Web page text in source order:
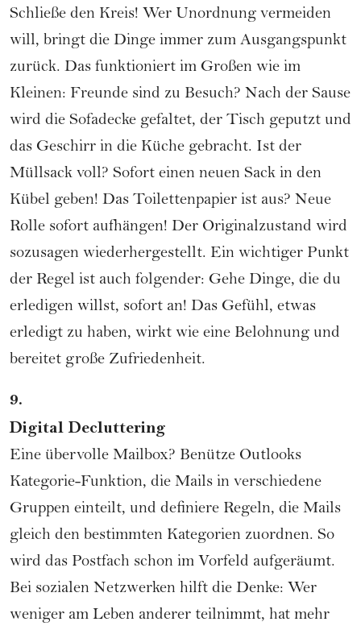
Schließe den Kreis! Wer Unordnung vermeiden
will, bringt die Dinge immer zum Ausgangspunkt
zurück. Das funktioniert im Großen wie im
Kleinen: Freunde sind zu Besuch? Nach der Sause
wird die Sofadecke gefaltet, der Tisch geputzt und
das Geschirr in die Küche gebracht. Ist der
Müllsack voll? Sofort einen neuen Sack in den
Kübel geben! Das Toilettenpapier ist aus? Neue
Rolle sofort aufhängen! Der Originalzustand wird
sozusagen wiederhergestellt. Ein wichtiger Punkt
der Regel ist auch folgender: Gehe Dinge, die du
erledigen willst, sofort an! Das Gefühl, etwas
erledigt zu haben, wirkt wie eine Belohnung und
bereitet große Zufriedenheit.
9.
Digital Decluttering
Eine übervolle Mailbox? Benütze Outlooks
Kategorie-Funktion, die Mails in verschiedene
Gruppen einteilt, und definiere Regeln, die Mails
gleich den bestimmten Kategorien zuordnen. So
wird das Postfach schon im Vorfeld aufgeräumt.
Bei sozialen Netzwerken hilft die Denke: Wer
weniger am Leben anderer teilnimmt, hat mehr